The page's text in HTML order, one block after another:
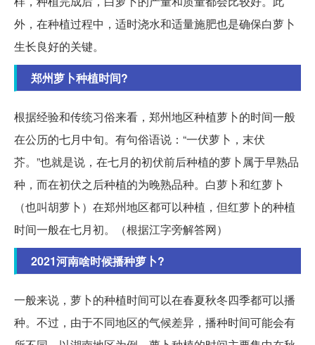
外，在种植过程中，适时浇水和适量施肥也是确保白萝卜
生长良好的关键。
郑州萝卜种植时间?
根据经验和传统习俗来看，郑州地区种植萝卜的时间一般
在公历的七月中旬。有句俗语说：“一伏萝卜，末伏
芥。”也就是说，在七月的初伏前后种植的萝卜属于早熟品
种，而在初伏之后种植的为晚熟品种。白萝卜和红萝卜
（也叫胡萝卜）在郑州地区都可以种植，但红萝卜的种植
时间一般在七月初。（根据江字旁解答网）
2021河南啥时候播种萝卜?
一般来说，萝卜的种植时间可以在春夏秋冬四季都可以播
种。不过，由于不同地区的气候差异，播种时间可能会有